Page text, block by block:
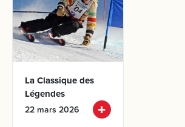
La Classiquedes
Légendes
22 mars 2026
Arrivée
Départ